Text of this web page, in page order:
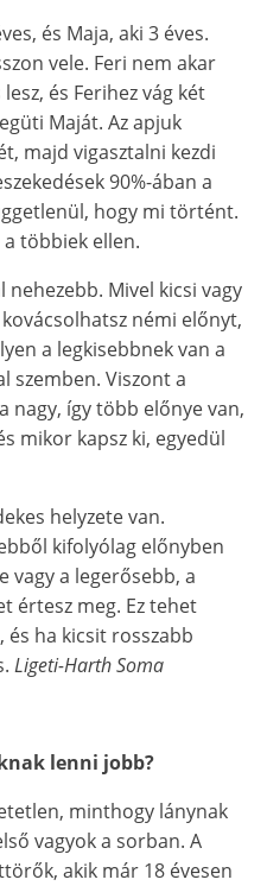
és Maja, aki 3 éves.
vele. Feri nem akar
és Ferihez vág két
Maját. Az apjuk
majd vigasztalni kezdi
90%-ában a
hogy mi történt.
többiek ellen.
nehezebb. Mivel kicsi vagy
némi előnyt,
a legkisebbnek van a
szemben. Viszont a
nagy, így több előnye van,
mikor kapsz ki, egyedül
helyzete van.
kifolyólag előnyben
vagy a legerősebb, a
értesz meg. Ez tehet
ha kicsit rosszabb
Ligeti-Harth Soma
lenni jobb?
minthogy lánynak
vagyok a sorban. A
akik már 18 évesen